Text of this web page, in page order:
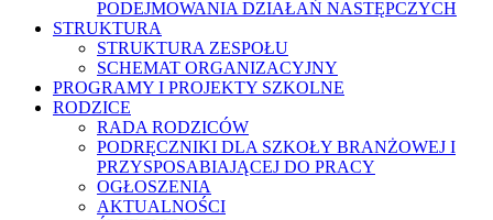
PODEJMOWANIA DZIAŁAŃ NASTĘPCZYCH
STRUKTURA
STRUKTURA ZESPOŁU
SCHEMAT ORGANIZACYJNY
PROGRAMY I PROJEKTY SZKOLNE
RODZICE
RADA RODZICÓW
PODRĘCZNIKI DLA SZKOŁY BRANŻOWEJ I
PRZYSPOSABIAJĄCEJ DO PRACY
OGŁOSZENIA
AKTUALNOŚCI